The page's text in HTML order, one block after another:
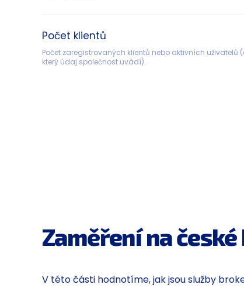
Počet klientů
Počet zaregistrovaných klientů nebo aktivních uživatelů
který údaj společnost uvádí).
Zaměření na
V této části hodnotíme, jak jsou služby